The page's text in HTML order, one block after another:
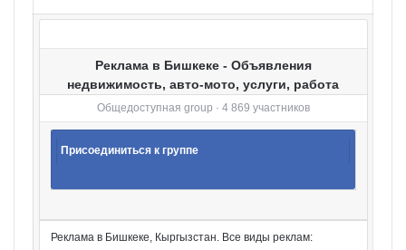
Реклама в Бишкеке - Объявления
недвижимость, авто-мото, услуги, работа
Общедоступная group · 4 869 участников
Присоединиться к группе
Реклама в Бишкеке, Кыргызстан. Все виды реклам: